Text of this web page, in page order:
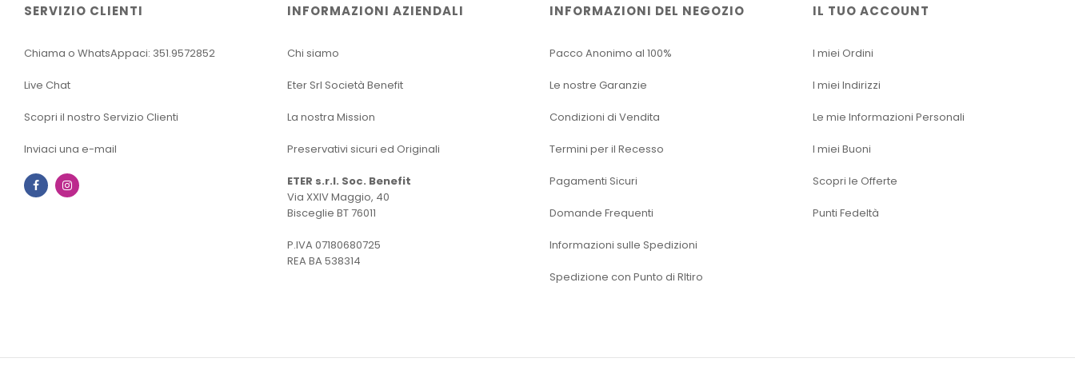
SERVIZIO CLIENTI
Chiama o WhatsAppaci: 351.9572852
Live Chat
Scopri il nostro Servizio Clienti
Inviaci una e-mail
Facebook
INFORMAZIONI AZIENDALI
Chi siamo
Eter Srl Società Benefit
La nostra Mission
Preservativi sicuri ed Originali
ETER s.r.l. Soc. Benefit
Via XXIV Maggio, 40
Bisceglie BT 76011
P.IVA 07180680725
REA BA 538314
INFORMAZIONI DEL NEGOZIO
Pacco Anonimo al 100%
Le nostre Garanzie
Condizioni di Vendita
Termini per il Recesso
Pagamenti Sicuri
Domande Frequenti
Informazioni sulle Spedizioni
Spedizione con Punto di RItiro
IL TUO ACCOUNT
I miei Ordini
I miei Indirizzi
Le mie Informazioni Personali
I miei Buoni
Scopri le Offerte
Punti Fedeltà